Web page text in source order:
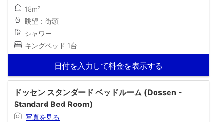
18m²
眺望：街頭
シャワー
キングベッド 1台
日付を入力して料金を表示する
ドッセン スタンダード ベッドルーム (Dossen -
Standard Bed Room)
写真を見る